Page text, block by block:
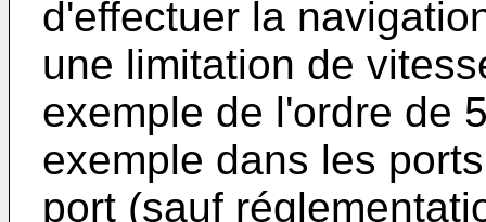
d'effectuer la
une limitation de
exemple de l'ordre de
exemple dans les
port (sauf